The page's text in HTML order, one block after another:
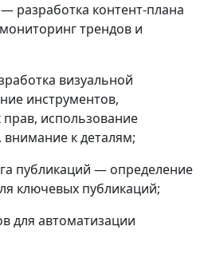
разработка контент-плана
трендов и
визуальной
инструментов,
использование
к деталям;
публикаций — определение
ключевых публикаций;
для автоматизации